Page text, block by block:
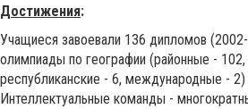
Достижения:
Учащиеся завоевали 136 дипломов
олимпиады по географии (районные -
республиканские - 6, международные - 2)
Интеллектуальные команды -